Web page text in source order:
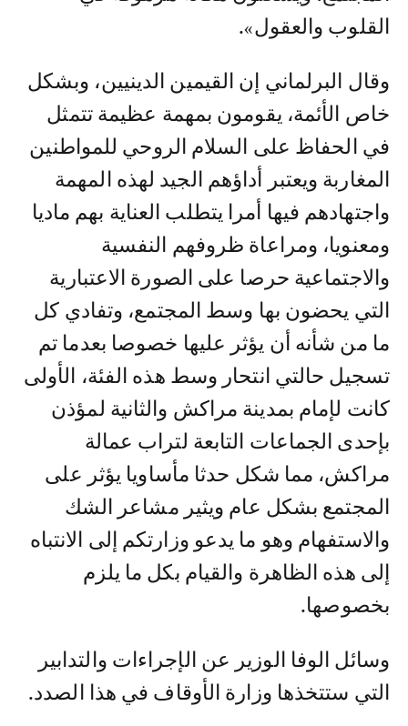
القلوب والعقول».
وقال البرلماني إن القيمين الدينيين، وبشكل
خاص الأئمة، يقومون بمهمة عظيمة تتمثل
في الحفاظ على السلام الروحي للمواطنين
المغاربة ويعتبر أداؤهم الجيد لهذه المهمة
واجتهادهم فيها أمرا يتطلب العناية بهم ماديا
ومعنويا، ومراعاة ظروفهم النفسية
والاجتماعية حرصا على الصورة الاعتبارية
التي يحضون بها وسط المجتمع، وتفادي كل
ما من شأنه أن يؤثر عليها خصوصا بعدما تم
تسجيل حالتي انتحار وسط هذه الفئة، الأولى
كانت لإمام بمدينة مراكش والثانية لمؤذن
بإحدى الجماعات التابعة لتراب عمالة
مراكش، مما شكل حدثا مأساويا يؤثر على
المجتمع بشكل عام ويثير مشاعر الشك
والاستفهام وهو ما يدعو وزارتكم إلى الانتباه
إلى هذه الظاهرة والقيام بكل ما يلزم
بخصوصها.
وسائل الوفا الوزير عن الإجراءات والتدابير
التي ستتخذها وزارة الأوقاف في هذا الصدد.